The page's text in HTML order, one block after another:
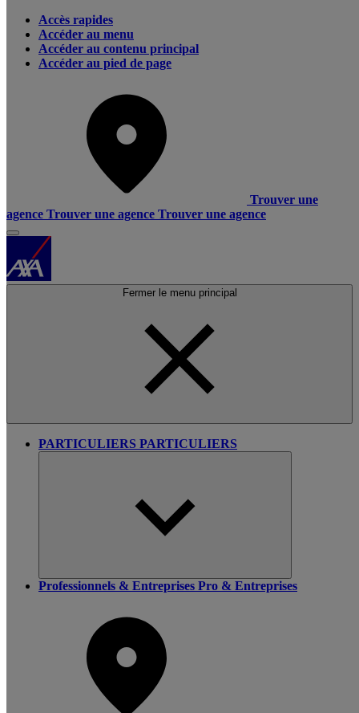
Accès rapides
Accéder au menu
Accéder au contenu principal
Accéder au pied de page
Trouver une
agence Trouver une agence Trouver une agence
Fermer le menu principal
PARTICULIERS PARTICULIERS
Professionnels & Entreprises Pro & Entreprises